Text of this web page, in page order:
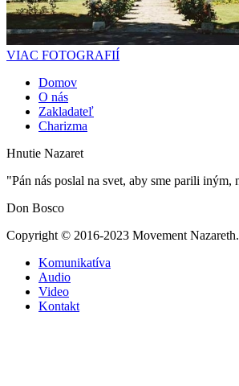
VIAC FOTOGRAFIÍ
Domov
O nás
Zakladateľ
Charizma
Hnutie Nazaret
"Pán nás poslal na svet, aby sme parili iným,
Don Bosco
Copyright © 2016-2023 Movement
Komunikatíva
Audio
Video
Kontakt